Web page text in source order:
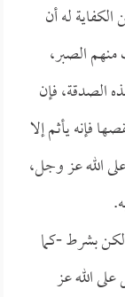
له أن
الصبر،
الصدقة، فإن
فإنه يأثم إلا
الله عز وجل،
لكن بشرط -كما
الله عز